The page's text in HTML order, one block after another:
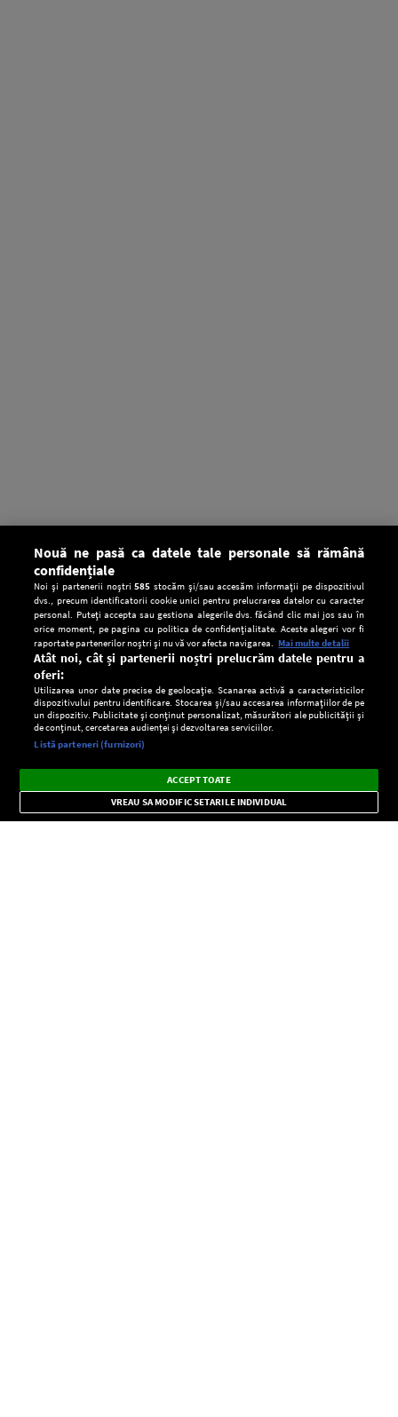
CONFIDENŢIALITATE
Setări:
Dark
Mode
Radio live, podcasturi, știri și alerte
importante.
×
Nouă ne pasă ca datele tale personale să rămână
confidențiale
Noi și partenerii noștri585 stocăm și/sau accesăm informații pe dispozitivul
dvs., precum identificatorii cookie unici pentru prelucrarea datelor cu caracter
personal. Puteți accepta sau gestiona alegerile dvs. făcând clic mai jos sau în
orice moment, pe pagina cu politica de confidențialitate. Aceste alegeri vor fi
raportate partenerilor noștri și nu vă vor afecta navigarea. Mai multe detalii
Atât noi, cât și partenerii noștri prelucrăm datele pentru a
oferi:
Utilizarea unor date precise de geolocație. Scanarea activă a caracteristicilor
dispozitivului pentru identificare. Stocarea și/sau accesarea informațiilor de pe
un dispozitiv. Publicitate și conținut personalizat, măsurători ale publicității și
de conținut, cercetarea audienței și dezvoltarea serviciilor.
Listă parteneri (furnizori)
ACCEPT TOATE
VREAU SA MODIFIC SETARILE INDIVIDUAL